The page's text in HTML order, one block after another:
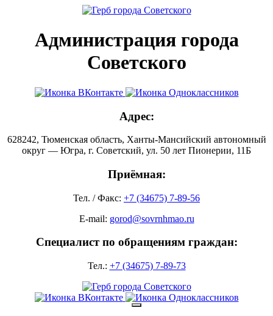
Администрация города
Советского
Адрес:
628242, Тюменская область, Ханты-Мансийский автономный
округ — Югра, г. Советский, ул. 50 лет Пионерии, 11Б
Приёмная:
Тел. / Факс: +7 (34675) 7-89-56
E-mail: gorod@sovrnhmao.ru
Специалист по обращениям граждан:
Тел.: +7 (34675) 7-89-73